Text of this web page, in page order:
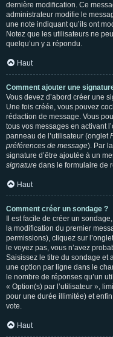
dernière modification. Ce
administrateur modifie le
une note indiquant qu’ils ont
Notez que les utilisateurs ne
quelqu’un y a répondu.
Haut
Comment ajouter une
Vous devez d’abord créer une
Une fois créée, vous pouvez
rédaction de message. Vous
tous vos messages en activant
panneau de l’utilisateur (onglet
préférences de message). Par
signature d’être ajoutée à un
signature dans le formulaire de
Haut
Comment créer un sondage ?
Il est facile de créer un
la modification du premier
permissions), cliquez sur
le voyez pas, vous n’avez
Saisissez le titre du sondage et
une option par ligne dans le
le nombre de réponses qu’un
« Option(s) par l’utilisateur »,
pour une durée illimitée) et
vote.
Haut